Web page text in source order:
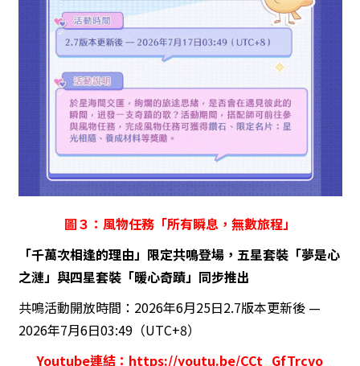
圖３：風物任務「所有瞬息，無數旅程」
「千萬次相逢的理由」限定共鳴登場，五星套裝「夢是心
之漣」與四星套裝「暖心奇蹟」同步推出
共鳴活動開放時間：2026年6月25日2.7版本更新後 —
2026年7月6日03:49（UTC+8）
Youtube連結： https://youtu.be/CCt_GfTrcvo